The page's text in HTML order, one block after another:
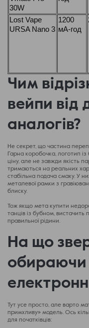
30W
Lost Vape
URSA Nano 3
1200
мА-год
Чим
вейпи від
аналогів?
Не секрет, що частина
Гарна коробочка, логотип
ціну, але не завжди якість
тримаються на реальних
стабільна подача смаку. У
металевої рамки з
блиску.
Тож якщо мета купити
танців із бубном, вистачить
правильної рідини.
На що
обираючи
Тут усе просто, але варто
примхливу» модель. Ось
для початківців: